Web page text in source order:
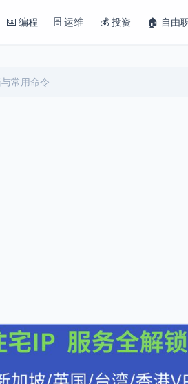
⌨️ 编程 🗄️ 运维 💰 投资 🏠 自由
常用命令